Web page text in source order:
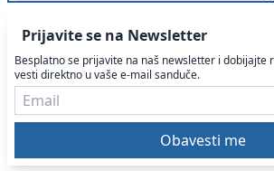
Prijavite se na Newsletter
Besplatno se prijavite na naš newsletter i dobijajte
vesti direktno u vaše e-mail sanduče.